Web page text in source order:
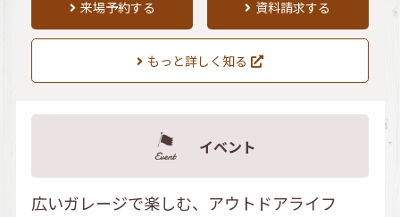
来場予約する 資料請求する
もっと詳しく知る
イベント
広いガレージで楽しむ、アウトドアライフ